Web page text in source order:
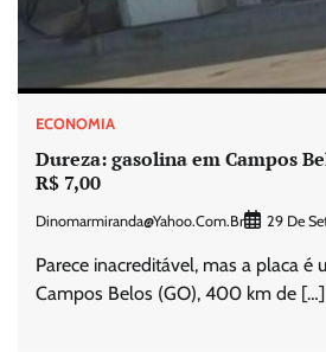
ECONOMIA
Dureza: gasolina em Campos
R$ 7,00
Dinomarmiranda@yahoo.com.br 29 De
Parece inacreditável, mas a placa é
Campos Belos (GO), 400 km de […]